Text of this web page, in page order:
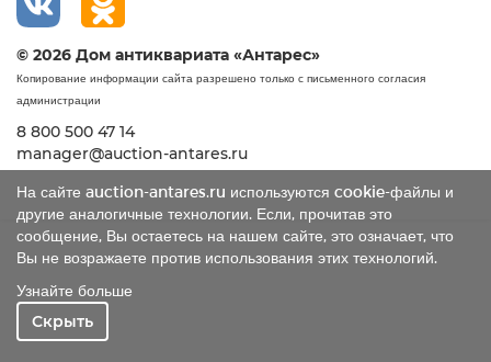
На сайте auction-antares.ru используются cookie-файлы и
другие аналогичные технологии. Если, прочитав это
сообщение, Вы остаетесь на нашем сайте, это означает, что
Вы не возражаете против использования этих технологий.
Узнайте больше
Скрыть
© 2026 Дом антиквариата «Антарес»
Копирование информации сайта разрешено только с письменного согласия
администрации
8 800 500 47 14
manager@auction-antares.ru